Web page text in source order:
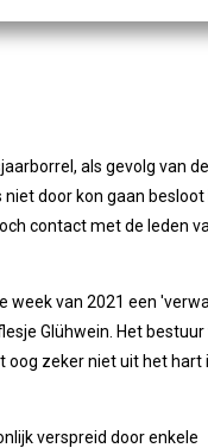
als gevolg van de
door kon gaan
contact met de leden
week van 2021 een
Glühwein. Het
zeker niet uit het hart
verspreid door enkele